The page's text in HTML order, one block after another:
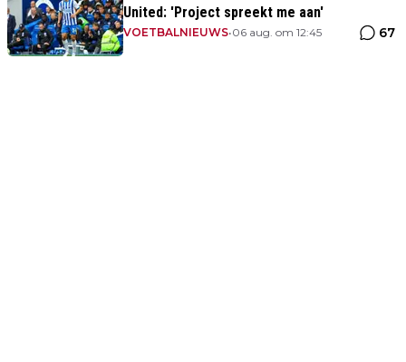
United: 'Project spreekt me aan'
VOETBALNIEUWS•06 aug. om 12:45 67